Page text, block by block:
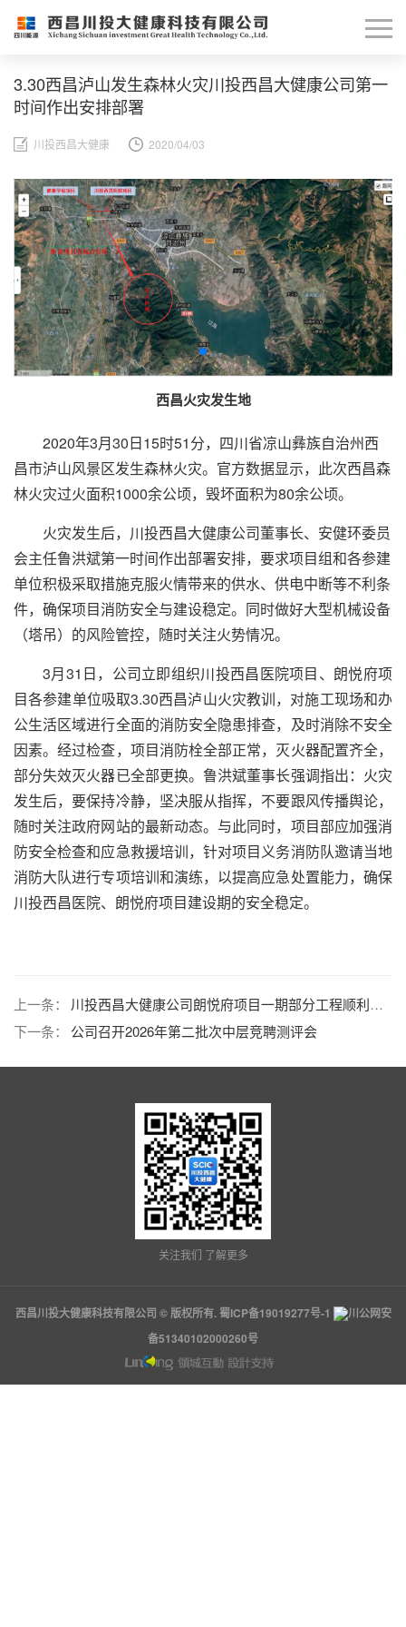
3.30西昌泸山发生森林火灾川投西昌大健康公司第一
时间作出安排部署
川投西昌大健康 2020/04/03
西昌火灾发生地
2020年3月30日15时51分，四川省凉山彝族自治州西
昌市泸山风景区发生森林火灾。官方数据显示，此次西昌森
林火灾过火面积1000余公顷，毁坏面积为80余公顷。
火灾发生后，川投西昌大健康公司董事长、安健环委员
会主任鲁洪斌第一时间作出部署安排，要求项目组和各参建
单位积极采取措施克服火情带来的供水、供电中断等不利条
件，确保项目消防安全与建设稳定。同时做好大型机械设备
（塔吊）的风险管控，随时关注火势情况。
3月31日，公司立即组织川投西昌医院项目、朗悦府项
目各参建单位吸取3.30西昌泸山火灾教训，对施工现场和办
公生活区域进行全面的消防安全隐患排查，及时消除不安全
因素。经过检查，项目消防栓全部正常，灭火器配置齐全，
部分失效灭火器已全部更换。鲁洪斌董事长强调指出：火灾
发生后，要保持冷静，坚决服从指挥，不要跟风传播舆论，
随时关注政府网站的最新动态。与此同时，项目部应加强消
防安全检查和应急救援培训，针对项目义务消防队邀请当地
消防大队进行专项培训和演练，以提高应急处置能力，确保
川投西昌医院、朗悦府项目建设期的安全稳定。
上一条：
川投西昌大健康公司朗悦府项目一期部分工程顺利通过验收
下一条：
公司召开2026年第二批次中层竞聘测评会
关注我们 了解更多
西昌川投大健康科技有限公司 © 版权所有. 蜀ICP备19019277号-1
川公网安
备51340102000260号